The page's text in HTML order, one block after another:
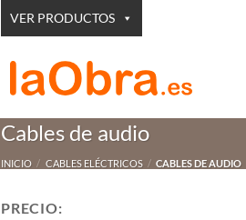
VER PRODUCTOS
Cables de audio
INICIO / CABLES ELÉCTRICOS / CABLES DE AUDIO
PRECIO: